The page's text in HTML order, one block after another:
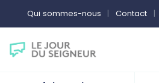
Qui sommes-nous Contact